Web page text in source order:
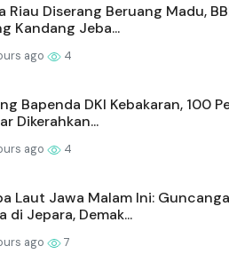
Riau Diserang Beruang Madu,
Kandang Jeba...
ago 4
Bapenda DKI Kebakaran, 100
Dikerahkan...
ago 4
Laut Jawa Malam Ini:
di Jepara, Demak...
ago 7